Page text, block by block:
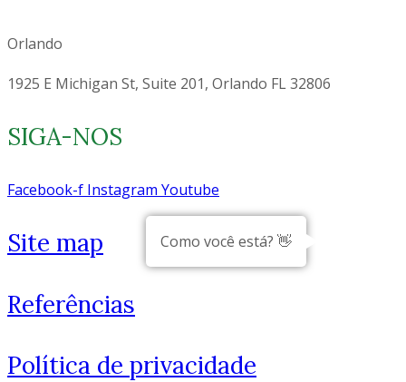
Orlando
1925 E Michigan St, Suite 201, Orlando FL 32806
SIGA-NOS
Facebook-f Instagram Youtube
Site map
Referências
Política de privacidade
Como você está? 👋